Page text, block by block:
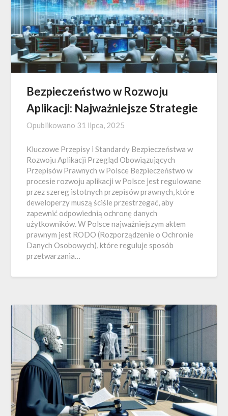
Bezpieczeństwo w Rozwoju
Aplikacji: Najważniejsze Strategie
Opublikowano 31 lipca, 2025
Kluczowe Przepisy i Standardy Bezpieczeństwa w
Rozwoju Aplikacji Przegląd Obowiązujących
Przepisów Prawnych w Polsce Bezpieczeństwo w
procesie rozwoju aplikacji w Polsce jest regulowane
przez szereg istotnych przepisów prawnych, które
deweloperzy muszą ściśle przestrzegać, aby
zapewnić odpowiednią ochronę danych
użytkowników. W Polsce najważniejszym aktem
prawnym jest RODO (Rozporządzenie o Ochronie
Danych Osobowych), które reguluje sposób
przetwarzania…